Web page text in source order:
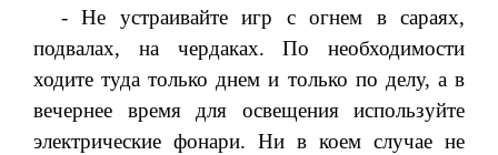
- Не устраивайте игр с огнем в сараях,
подвалах, на чердаках. По необходимости
ходите туда только днем и только по делу, а в
вечернее время для освещения используйте
электрические фонари. Ни в коем случае не